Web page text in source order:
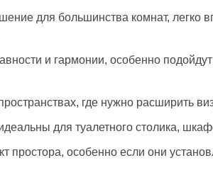
для большинства комнат, легко
и гармонии, особенно
где нужно расширить
для туалетного столика,
простора, особенно если они